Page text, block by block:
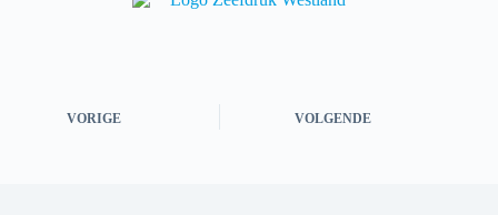
VORIGE VOLGENDE